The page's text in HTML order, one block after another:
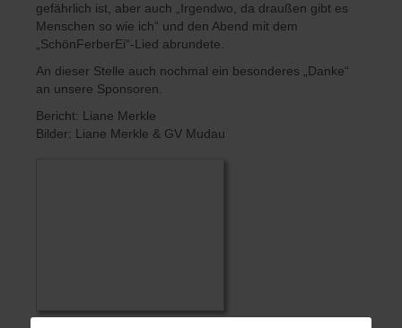
gefährlich ist, aber auch „Irgendwo, da draußen gibt es
Menschen so wie ich“ und den Abend mit dem
„SchönFerberEi“-Lied abrundete.
An dieser Stelle auch nochmal ein besonderes „Danke“
an unsere Sponsoren.
Bericht: Liane Merkle
Bilder: Liane Merkle & GV Mudau